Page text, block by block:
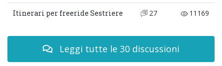
Itinerari per freeride Sestriere 27 11169
Leggi tutte le 30 discussioni